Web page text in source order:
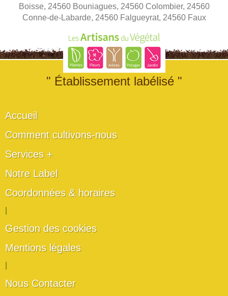
Boisse, 24560 Bouniagues, 24560 Colombier, 24560
Conne-de-Labarde, 24560 Falgueyrat, 24560 Faux
" Établissement labélisé "
Accueil
Comment cultivons-nous
Services +
Notre Label
Coordonnées & horaires
Gestion des cookies
Mentions légales
Nous Contacter